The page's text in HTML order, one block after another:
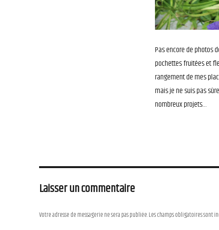
Pas encore de photos
pochettes fruitées et
rangement de mes
mais je ne suis pas
nombreux projets…
Laisser un commentaire
Votre adresse de messagerie ne sera pas publiée.Les champs obligatoires sont